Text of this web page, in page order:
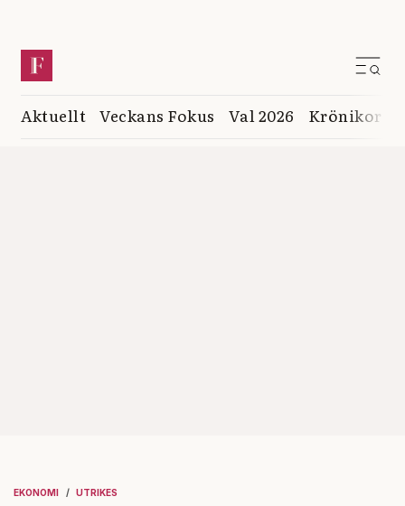
Aktuellt Veckans Fokus Val 2026 Krönikor
EKONOMI UTRIKES